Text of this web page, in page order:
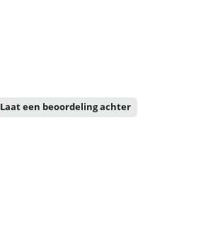
Laat een beoordeling achter